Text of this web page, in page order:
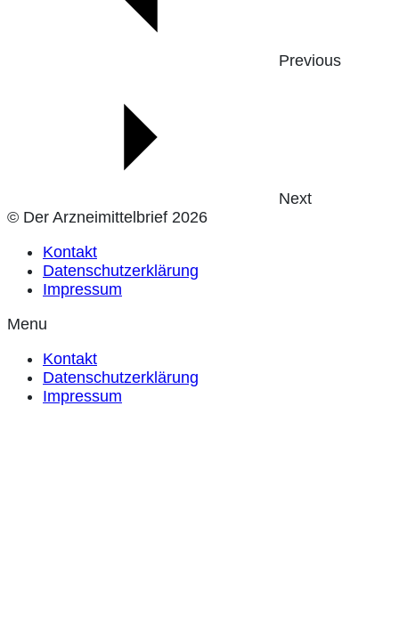
Previous
Next
© Der Arzneimittelbrief 2026
Kontakt
Datenschutzerklärung
Impressum
Menu
Kontakt
Datenschutzerklärung
Impressum